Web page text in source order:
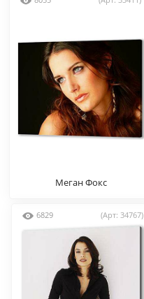
Меган Фокс
6829 (Арт: 34767)